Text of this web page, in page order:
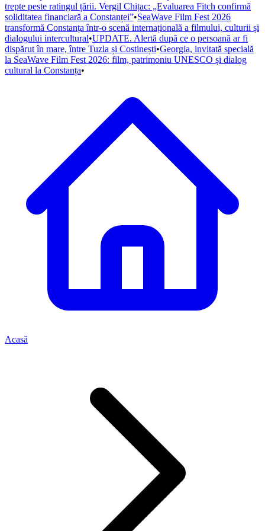
trepte peste ratingul țării. Vergil Chițac: „Evaluarea Fitch confirmă
soliditatea financiară a Constanței”•SeaWave Film Fest 2026
transformă Constanța într-o scenă internațională a filmului, culturii și
dialogului intercultural•UPDATE. Alertă după ce o persoană ar fi
dispărut în mare, între Tuzla și Costinești•Georgia, invitată specială
la SeaWave Film Fest 2026: film, patrimoniu UNESCO și dialog
cultural la Constanța•
Acasă